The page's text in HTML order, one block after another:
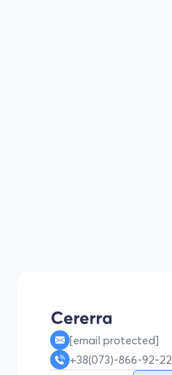
[email protected]
+38(073)-866-92-22